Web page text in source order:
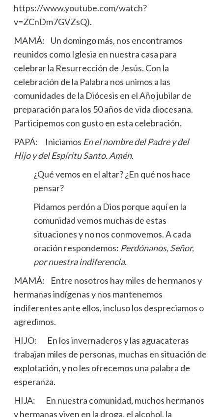
https://www.youtube.com/watch?
v=ZCnDm7GVZsQ).
MAMÁ: Un domingo más, nos encontramos
reunidos como Iglesia en nuestra casa para
celebrar la Resurrección de Jesús. Con la
celebración de la Palabra nos unimos a las
comunidades de la Diócesis en el Año jubilar de
preparación para los 50 años de vida diocesana.
Participemos con gusto en esta celebración.
PAPÁ: Iniciamos En el nombre del Padre y del
Hijo y del Espíritu Santo. Amén.
¿Qué vemos en el altar? ¿En qué nos hace
pensar?
Pidamos perdón a Dios porque aquí en la
comunidad vemos muchas de estas
situaciones y no nos conmovemos. A cada
oración respondemos: Perdónanos, Señor,
por nuestra indiferencia.
MAMÁ: Entre nosotros hay miles de hermanos y
hermanas indígenas y nos mantenemos
indiferentes ante ellos, incluso los despreciamos o
agredimos.
HIJO: En los invernaderos y las aguacateras
trabajan miles de personas, muchas en situación de
explotación, y no les ofrecemos una palabra de
esperanza.
HIJA: En nuestra comunidad, muchos hermanos
y hermanas viven en la droga, el alcohol, la